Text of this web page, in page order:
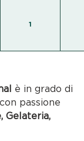
1
è in grado di
passione
Gelateria,